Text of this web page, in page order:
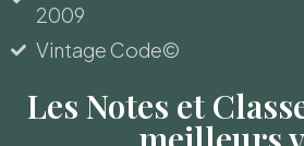
2009
Vintage Code©
Les Notes et